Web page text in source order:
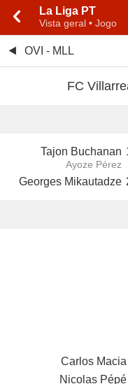
La Liga PT
Vista geral • Jogo
OVI - MLL
FC
Tajon Buchanan
Ayoze Pérez
Georges Mikautadze
Carlos Macia
Nicolas Pépé